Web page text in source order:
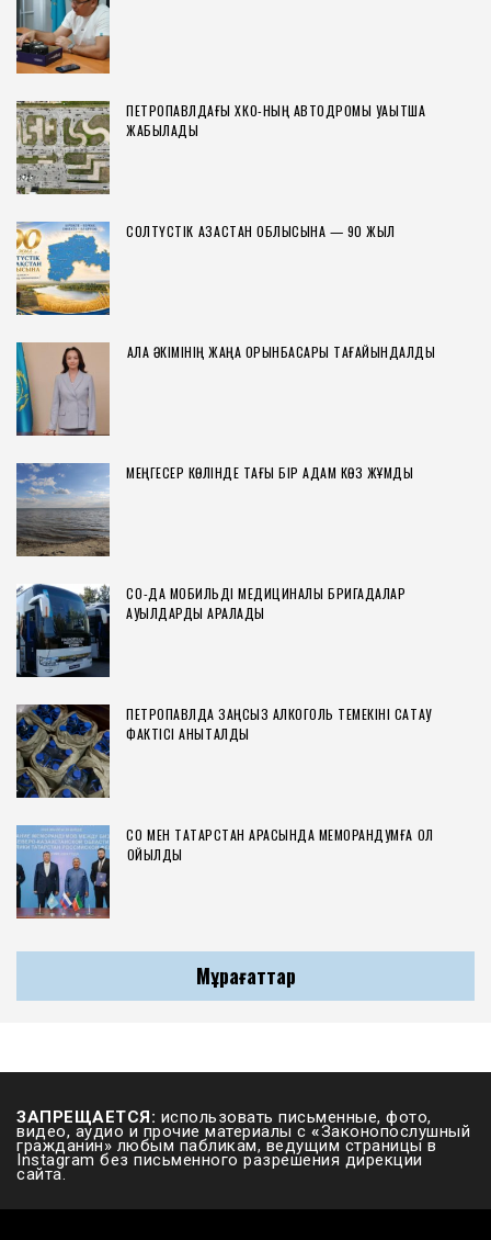
ПЕТРОПАВЛДАҒЫ ХҚКО-НЫҢ АВТОДРОМЫ УАҚЫТША
ЖАБЫЛАДЫ
СОЛТҮСТІК ҚАЗАҚСТАН ОБЛЫСЫНА — 90 ЖЫЛ
ҚАЛА ӘКІМІНІҢ ЖАҢА ОРЫНБАСАРЫ ТАҒАЙЫНДАЛДЫ
МЕҢГЕСЕР КӨЛІНДЕ ТАҒЫ БІР АДАМ КӨЗ ЖҰМДЫ
СҚО-ДА МОБИЛЬДІ МЕДИЦИНАЛЫҚ БРИГАДАЛАР
АУЫЛДАРДЫ АРАЛАДЫ
ПЕТРОПАВЛДА ЗАҢСЫЗ АЛКОГОЛЬ ТЕМЕКІНІ САҚТАУ
ФАКТІСІ АНЫҚТАЛДЫ
СҚО МЕН ТАТАРСТАН АРАСЫНДА МЕМОРАНДУМҒА ҚОЛ
ҚОЙЫЛДЫ
Мұрағаттар
ЗАПРЕЩАЕТСЯ: использовать письменные, фото,
видео, аудио и прочие материалы с «Законопослушный
гражданин» любым пабликам, ведущим страницы в
Instagram без письменного разрешения дирекции
сайта.